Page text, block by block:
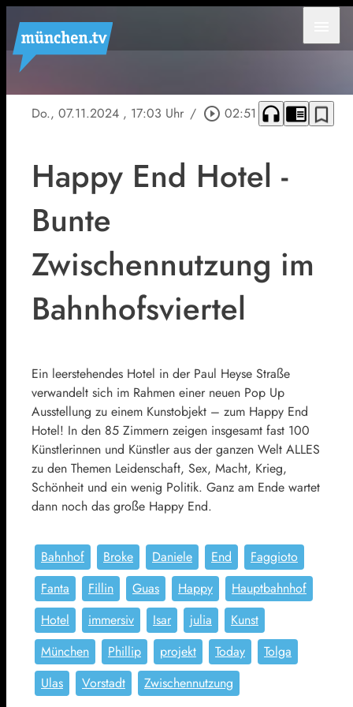
Do., 07.11.2024 , 17:03 Uhr / play_circle_outline 02:51 headphones chrome_reader_mode bookmark_border
Happy End Hotel -
Bunte
Zwischennutzung im
Bahnhofsviertel
Ein leerstehendes Hotel in der Paul Heyse Straße
verwandelt sich im Rahmen einer neuen Pop Up
Ausstellung zu einem Kunstobjekt – zum Happy End
Hotel! In den 85 Zimmern zeigen insgesamt fast 100
Künstlerinnen und Künstler aus der ganzen Welt ALLES
zu den Themen Leidenschaft, Sex, Macht, Krieg,
Schönheit und ein wenig Politik. Ganz am Ende wartet
dann noch das große Happy End.
Bahnhof Broke Daniele End
Faggioto
Fanta
Fillin Guas Happy
Hauptbahnhof
Hotel
immersiv Isar julia
Kunst
München
Phillip projekt Today
Tolga
Ulas
Vorstadt Zwischennutzung